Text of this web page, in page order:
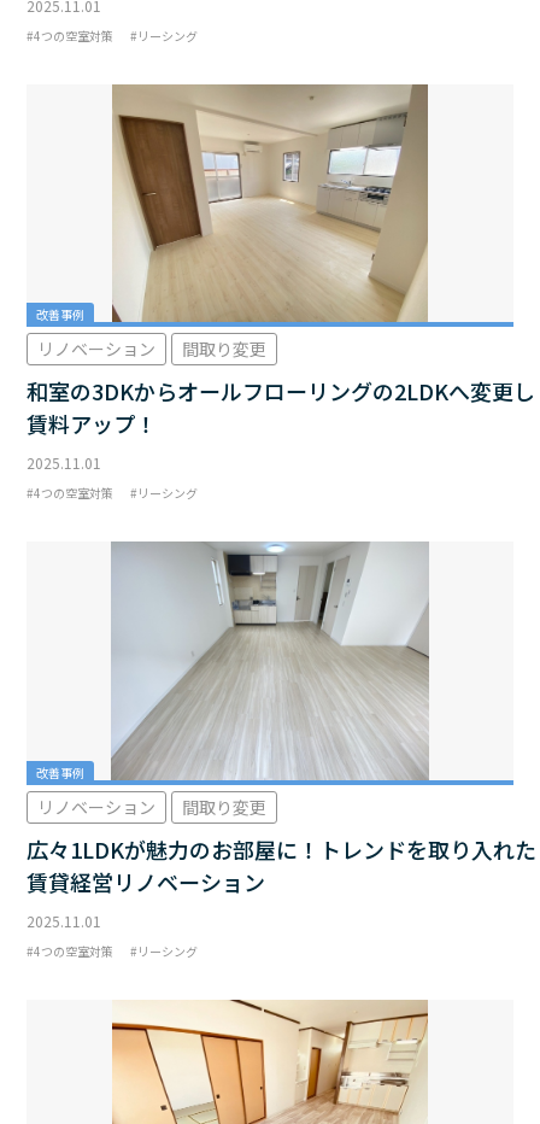
2025.11.01
4つの空室対策 リーシング
改善事例
リノベーション 間取り変更
和室の3DKからオールフローリングの2LDKへ変更し
賃料アップ！
2025.11.01
4つの空室対策 リーシング
改善事例
リノベーション 間取り変更
広々1LDKが魅力のお部屋に！トレンドを取り入れた
賃貸経営リノベーション
2025.11.01
4つの空室対策 リーシング